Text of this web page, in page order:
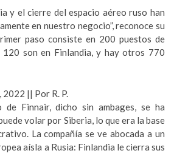
y el cierre del espacio aéreo ruso han
en nuestro negocio”, reconoce su
paso consiste en 200 puestos de
120 son en Finlandia, y hay otros 770
|| Por R. P.
de Finnair, dicho sin ambages, se ha
volar por Siberia, lo que era la base
La compañía se ve abocada a un
aísla a Rusia: Finlandia le cierra sus